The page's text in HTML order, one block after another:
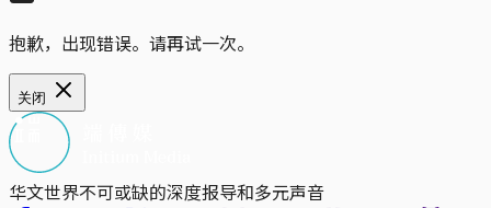
抱歉，出现错误。请再试一次。
关闭
华文世界不可或缺的深度报导和多元声音